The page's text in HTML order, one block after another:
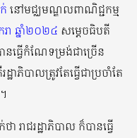
នៅមជ្ឈមណ្ឌលពាណិជ្ជកម្ម
ា ឆ្នាំ២០២៤ សម្តេចធិបតី
នធ្វើកំណែទម្រង់ជាច្រើន
ភិបាលត្រូវតែធ្វើជាប្រចាំតែ
ាជរដ្ឋាភិបាល ក៏បានធ្វើ